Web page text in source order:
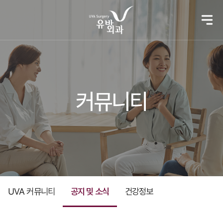
커뮤니티
UVA 커뮤니티 공지 및 소식 건강정보